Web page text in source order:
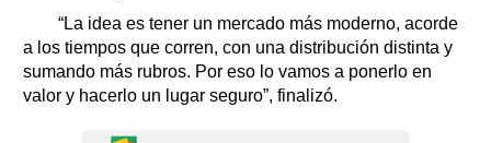
“La idea es tener un mercado más moderno, acorde
a los tiempos que corren, con una distribución distinta y
sumando más rubros. Por eso lo vamos a ponerlo en
valor y hacerlo un lugar seguro”, finalizó.